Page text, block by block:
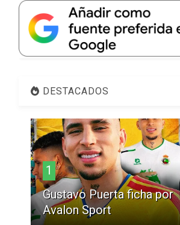
DESTACADOS
1
Gustavo Puerta ficha por
Avalon Sport